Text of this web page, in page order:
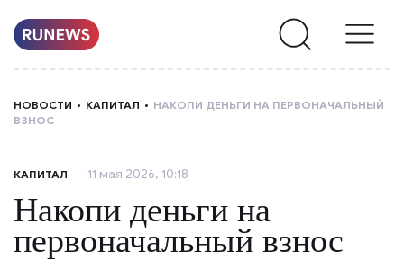
О
НАС
НОВОСТИ КАПИТАЛ
НАКОПИ ДЕНЬГИ НА ПЕРВОНАЧАЛЬНЫЙ
ВЗНОС
КАПИТАЛ 11 мая 2026, 10:18
Накопи деньги на
первоначальный взнос